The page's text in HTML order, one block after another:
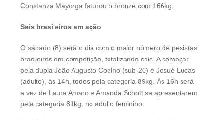
Constanza Mayorga faturou o bronze com 166kg.
Seis brasileiros em ação
O sábado (8) será o dia com o maior número de pesistas
brasileiros em competição, totalizando seis. A começar
pela dupla João Augusto Coelho (sub-20) e Josué Lucas
(adulto), às 14h, todos pela categoria 89kg. Às 16h será
a vez de Laura Amaro e Amanda Schott se apresentarem
pela categoria 81kg, no adulto feminino.